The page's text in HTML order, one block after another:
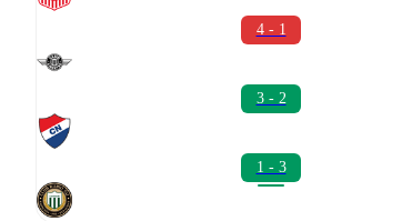
4 - 1
3 - 2
1 - 3